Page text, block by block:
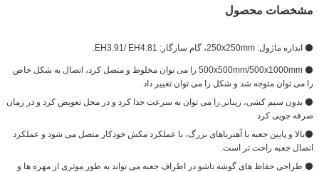
مشخصات محصول
⚫ اندازه ماژول: 250x250mm، گام سازگار: EH3.91/ EH4.81.
⚫ 500x500mm/500x1000mm را می توان مخلوط و متصل کرد، اتصال به شکل خاص
را می توان متوجه شد و شکل را می توان تغییر داد
⚫ بدون سیم کشی، زیباتر.را می توان به سرعت جدا کرد و در محل تعویض کرد و در زمان
صرفه جویی کرد
⚫بالا و پایین جعبه با آهنرباهای بزرگ، با عملکرد مکش خودکار متصل می شود و عملکرد
اتصال جعبه راحت تر است.
⚫ طراحی حفاظ های گوشه تاشو در اطراف جعبه می تواند به طور موثری از مهره ها و